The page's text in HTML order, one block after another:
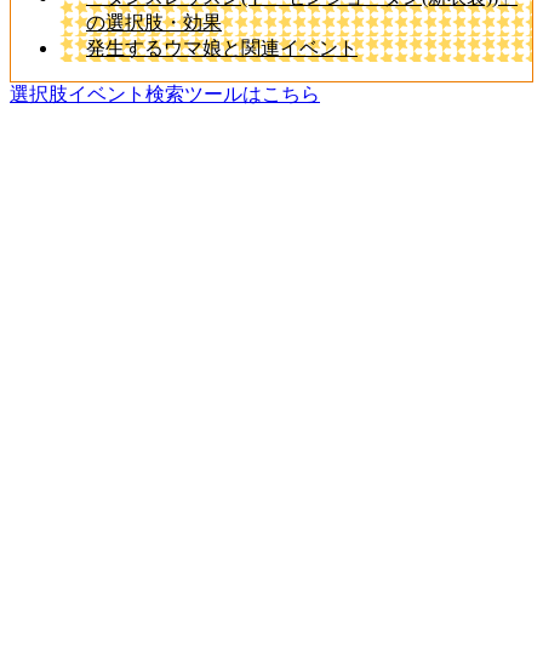
の選択肢・効果
発生するウマ娘と関連イベント
選択肢イベント検索ツールはこちら